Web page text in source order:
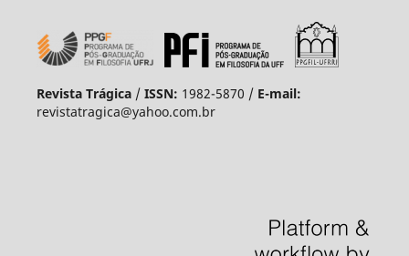
Revista Trágica/ ISSN: 1982-5870 / E-mail:
revistatragica@yahoo.com.br